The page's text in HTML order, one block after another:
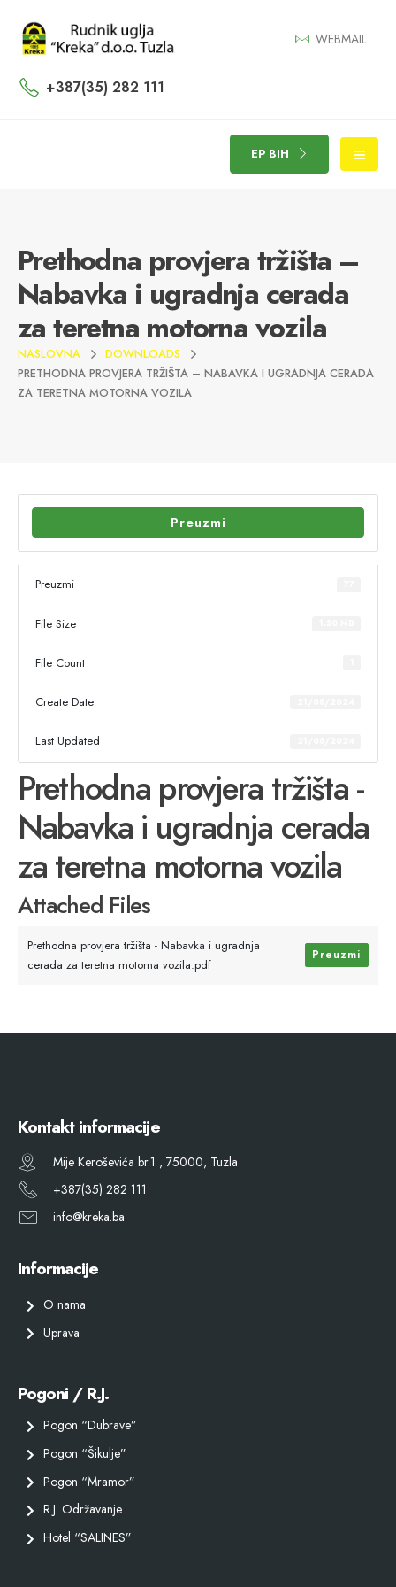
WEBMAIL
+387(35) 282 111
EP BIH
Prethodna provjera tržišta –
Nabavka i ugradnja cerada
za teretna motorna vozila
NASLOVNA
DOWNLOADS
PRETHODNA PROVJERA TRŽIŠTA – NABAVKA I UGRADNJA CERADA
ZA TERETNA MOTORNA VOZILA
Preuzmi
Preuzmi
File Size
File Count
Create Date
Last Updated
Prethodna provjera tržišta -
Nabavka i ugradnja cerada
za teretna motorna vozila
Attached Files
Prethodna provjera tržišta - Nabavka i ugradnja
cerada za teretna motorna vozila.pdf
Preuzmi
Kontakt informacije
Mije Keroševića br.1 , 75000, Tuzla
+387(35) 282 111
info@kreka.ba
Informacije
O nama
Uprava
Pogoni / R.J.
Pogon “Dubrave”
Pogon “Šikulje”
Pogon “Mramor”
R.J. Održavanje
Hotel “SALINES”